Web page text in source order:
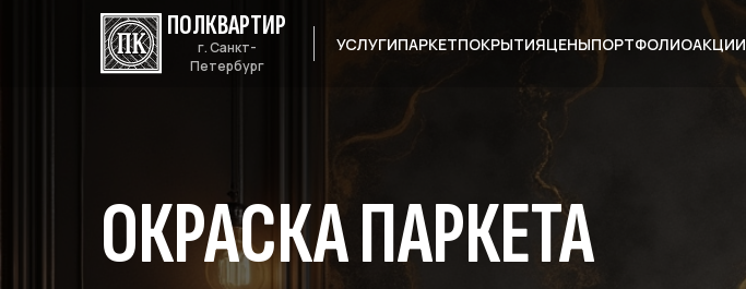
ПОЛКВАРТИР
г. Санкт-
Петербург
УСЛУГИПАРКЕТПОКРЫТИЯЦЕНЫПОРТФОЛИОАКЦИИ
ОКРАСКА ПАРКЕТА